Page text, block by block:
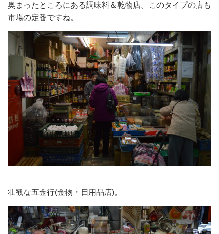
奥まったところにある調味料＆乾物店。このタイプの店も
市場の定番ですね。
壮観な五金行(金物・日用品店)。